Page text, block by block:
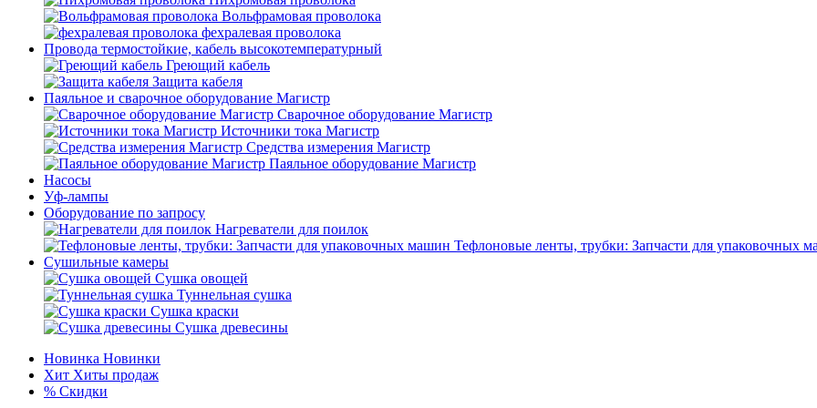
Вольфрамовая проволока
фехралевая проволока
Провода термостойкие, кабель высокотемпературный
Греющий кабель
Защита кабеля
Паяльное и сварочное оборудование Магистр
Сварочное оборудование Магистр
Источники тока Магистр
Средства измерения Магистр
Паяльное оборудование Магистр
Насосы
Уф-лампы
Оборудование по запросу
Нагреватели для поилок
Тефлоновые ленты, трубки: Запчасти для упаковочных
Сушильные камеры
Сушка овощей
Туннельная сушка
Сушка краски
Сушка древесины
Новинка Новинки
Хит Хиты продаж
% Скидки